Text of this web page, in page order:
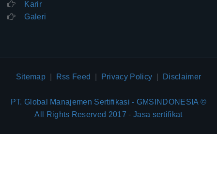
Karir
Galeri
Sitemap Rss Feed Privacy Policy Disclaimer
PT. Global Manajemen Sertifikasi - GMSINDONESIA ©
All Rights Reserved 2017 - Jasa sertifikat